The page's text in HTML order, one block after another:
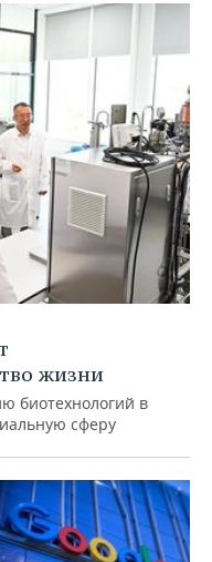
жизни
биотехнологий в
сферу